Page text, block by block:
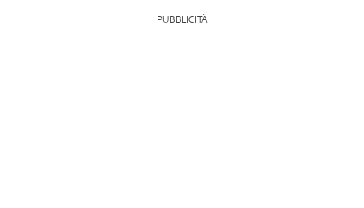
PUBBLICITÀ